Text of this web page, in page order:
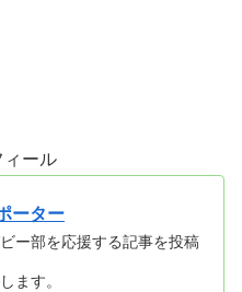
ィール
ーター
ー部を応援する記事を投稿
ます。